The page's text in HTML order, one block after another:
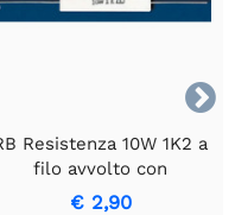

Resistenza 10W 1K2 a
filo avvolto con
rivestimento in ceramica
€ 2,90